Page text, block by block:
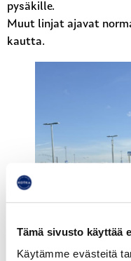
Tämä sivusto käyttää
Käytämme evästeitä
pysäkille.
Muut linjat ajavat
kautta.